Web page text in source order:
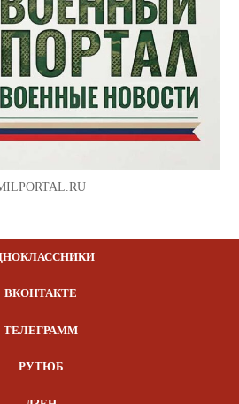
ВКОНТАКТЕ
ТЕЛЕГРАММ
РУТЮБ